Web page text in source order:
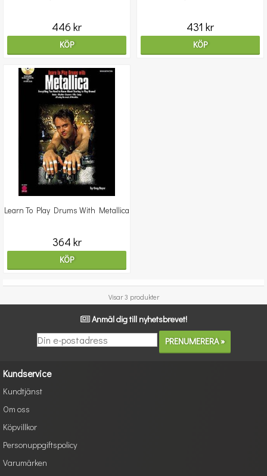
446 kr
KÖP
431 kr
KÖP
Learn To Play Drums With Metallica
364 kr
KÖP
Visar 3 produkter
Anmäl dig till nyhetsbrevet!
Kundservice
Kundtjänst
Om oss
Köpvillkor
Personuppgiftspolicy
Varumärken